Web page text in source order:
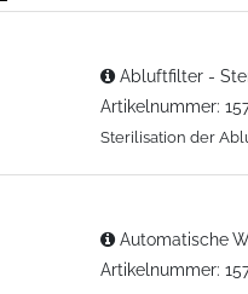
Abluftfilter -
Artikelnummer:
Sterilisation der
Automatische
Artikelnummer: